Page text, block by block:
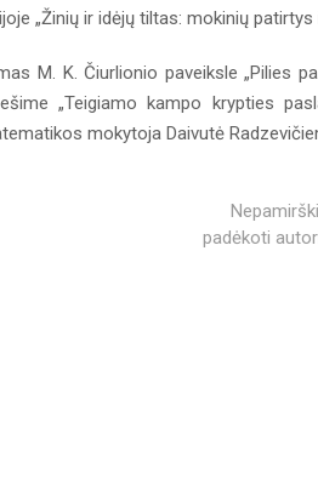
„Žinių ir idėjų tiltas: mokinių patirtys
M. K. Čiurlionio paveiksle „Pilies
„Teigiamo kampo krypties
mokytoja Daivutė
padėkoti